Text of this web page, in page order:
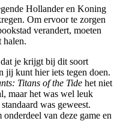
Hollander en Koning
Om ervoor te zorgen
verandert, moeten
halen.
dat je krijgt bij dit soort
jij kunt hier iets tegen doen.
Titans of the Tide het niet
maar het was wel leuk
was geweest.
van deze game en